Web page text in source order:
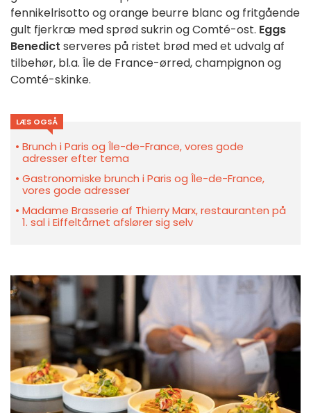
fennikelrisotto og orange beurre blanc og fritgående
gult fjerkræ med sprød sukrin og Comté-ost. Eggs
Benedict serveres på ristet brød med et udvalg af
tilbehør, bl.a. Île de France-ørred, champignon og
Comté-skinke.
LÆS OGSÅ
Brunch i Paris og Île-de-France, vores gode
adresser efter tema
Gastronomiske brunch i Paris og Île-de-France,
vores gode adresser
Madame Brasserie af Thierry Marx, restauranten på
1. sal i Eiffeltårnet afslører sig selv